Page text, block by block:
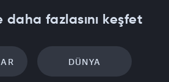
daha fazlasını keşfet
DÜNYA